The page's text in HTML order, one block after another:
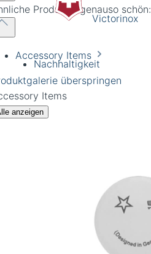
Victorinox
Nachhaltigkeit
Produkte, genauso schön:
Accessory Items
überspringen
Items
anzeigen